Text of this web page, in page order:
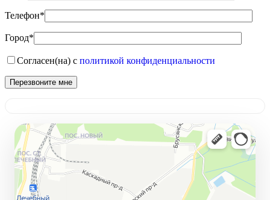
Телефон*
Город*
Согласен(на) с политикой конфиденциальности